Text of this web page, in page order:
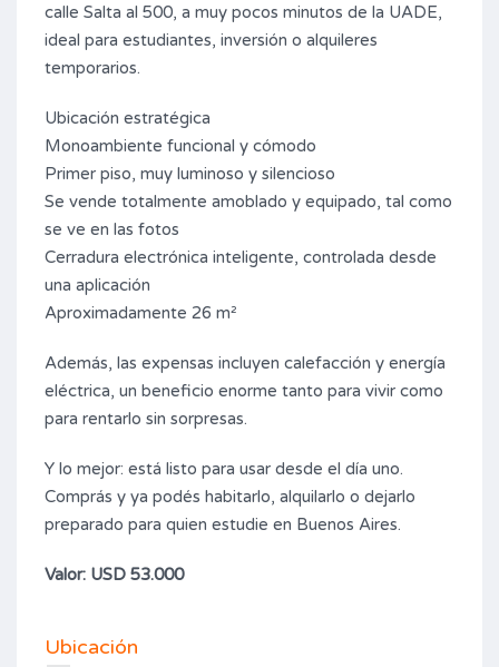
calle Salta al 500, a muy pocos minutos de la UADE,
ideal para estudiantes, inversión o alquileres
temporarios.
Ubicación estratégica
Monoambiente funcional y cómodo
Primer piso, muy luminoso y silencioso
Se vende totalmente amoblado y equipado, tal como
se ve en las fotos
Cerradura electrónica inteligente, controlada desde
una aplicación
Aproximadamente 26 m²
Además, las expensas incluyen calefacción y energía
eléctrica, un beneficio enorme tanto para vivir como
para rentarlo sin sorpresas.
Y lo mejor: está listo para usar desde el día uno.
Comprás y ya podés habitarlo, alquilarlo o dejarlo
preparado para quien estudie en Buenos Aires.
Valor: USD 53.000
Ubicación